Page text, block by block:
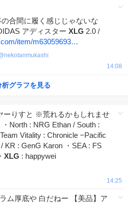
ド
を
合間に履く感じじゃないな
アディスター XLG 2.0 /
item/m63059693…
nekotanmukashi
14:08
析グラフを見る
ーりすと ※荒れるかもしれませ
North : NRG Ethan / South :
Vitality : Chronicle −Pacific
KR : GenG Karon ・SEA : FS
XLG : happywei
14:25
ム厚底や 白だねー 【美品】ア